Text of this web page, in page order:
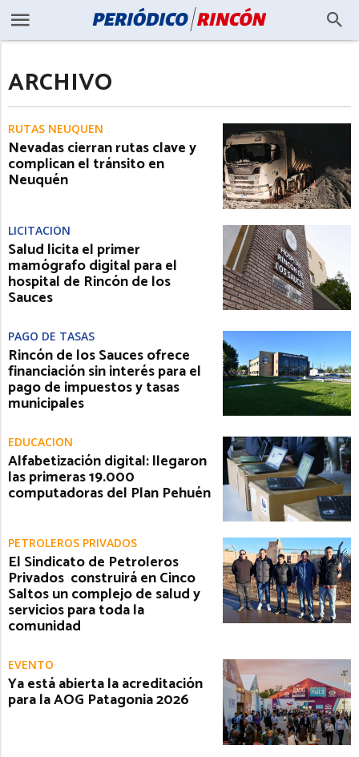
ARCHIVO
RUTAS NEUQUEN
Nevadas cierran rutas clave y
complican el tránsito en
Neuquén
LICITACIÓN
Salud licita el primer
mamógrafo digital para el
hospital de Rincón de los
Sauces
PAGO DE TASAS
Rincón de los Sauces ofrece
financiación sin interés para el
pago de impuestos y tasas
municipales
EDUCACIÓN
Alfabetización digital: llegaron
las primeras 19.000
computadoras del Plan Pehuén
PETROLEROS PRIVADOS
El Sindicato de Petroleros
Privados construirá en Cinco
Saltos un complejo de salud y
servicios para toda la
comunidad
EVENTO
Ya está abierta la acreditación
para la AOG Patagonia 2026